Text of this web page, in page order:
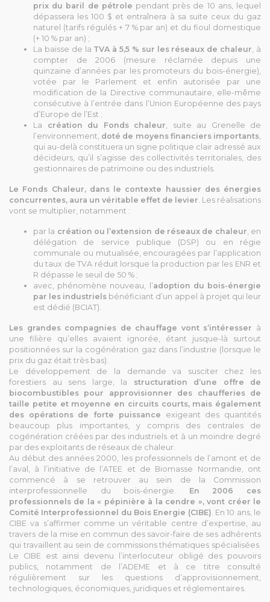
prix du baril de pétrole pendant près de 10 ans, lequel
dépassera les 100 $ et entraînera à sa suite ceux du gaz
naturel (tarifs régulés + 7 % par an) et du fioul domestique
(+ 10 % par an) ;
La baisse de la TVA à 5,5 % sur les réseaux de chaleur , à
compter de 2006 (mesure réclamée depuis une
quinzaine d’années par les promoteurs du bois-énergie),
votée par le Parlement et enfin autorisée par une
modification de la Directive communautaire, elle-même
consécutive à l’entrée dans l’Union Européenne des pays
d’Europe de l’Est ;
La création du Fonds chaleur , suite au Grenelle de
l’environnement, doté de moyens financiers importants
qui au-delà constituera un signe politique clair adressé aux
décideurs, qu’il s’agisse des collectivités territoriales, des
gestionnaires de patrimoine ou des industriels.
Le Fonds Chaleur, dans le contexte haussier des énergies
concurrentes, aura un véritable effet de levier . Les réalisations
vont se multiplier, notamment :
par la création ou l’extension de réseaux de chaleur , en
délégation de service publique (DSP) ou en régie
communale ou mutualisée, encouragées par l’application
du taux de TVA réduit lorsque la production par les ENR et
R dépasse le seuil de 50 % ;
avec, phénomène nouveau, l’adoption du bois-énergie
par les industriels bénéficiant d’un appel à projet qui leur
est dédié (BCIAT).
Les grandes compagnies de chauffage vont s’intéresser à
une filière qu’elles avaient ignorée, étant jusque-là surtout
positionnées sur la cogénération gaz dans l’industrie (lorsque le
prix du gaz était très bas).
Le développement de la demande va susciter chez les
forestiers au sens large, la structuration d’une offre de
biocombustibles pour approvisionner des chaufferies de
taille petite et moyenne en circuits courts, mais également
des opérations de forte puissance exigeant des quantités
beaucoup plus importantes, y compris des centrales de
cogénération créées par des industriels et à un moindre degré
par des exploitants de réseaux de chaleur.
Au début des années 2000, les professionnels de l’amont et de
l’aval, à l’initiative de l’ATEE et de Biomasse Normandie, ont
commencé à se retrouver au sein de la Commission
interprofessionnelle du bois-énergie. En 2006 ces
professionnels de la « pépinière à la cendre », vont créer le
Comité Interprofessionnel du Bois Energie (CIBE) . En 10 ans, le
CIBE va s’affirmer comme un véritable centre d’expertise, au
travers de la mise en commun des savoir-faire de ses adhérents
qui travaillent au sein de commissions thématiques spécialisées.
Le CIBE est ainsi devenu l’interlocuteur obligé des pouvoirs
publics, notamment de l’ADEME et à ce titre consulté
régulièrement sur les questions d’approvisionnement,
technologiques, économiques, juridiques et réglementaires.